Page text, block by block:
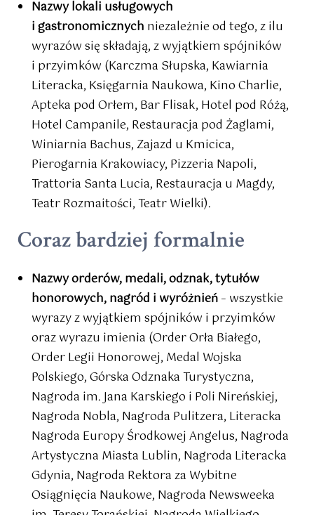
Nazwy lokali usługowych
i gastronomicznych niezależnie od tego, z ilu
wyrazów się składają, z wyjątkiem spójników
i przyimków (Karczma Słupska, Kawiarnia
Literacka, Księgarnia Naukowa, Kino Charlie,
Apteka pod Orłem, Bar Flisak, Hotel pod Różą,
Hotel Campanile, Restauracja pod Żaglami,
Winiarnia Bachus, Zajazd u Kmicica,
Pierogarnia Krakowiacy, Pizzeria Napoli,
Trattoria Santa Lucia, Restauracja u Magdy,
Teatr Rozmaitości, Teatr Wielki).
Coraz bardziej formalnie
Nazwy orderów, medali, odznak, tytułów
honorowych, nagród i wyróżnień– wszystkie
wyrazy z wyjątkiem spójników i przyimków
oraz wyrazu imienia (Order Orła Białego,
Order Legii Honorowej, Medal Wojska
Polskiego, Górska Odznaka Turystyczna,
Nagroda im. Jana Karskiego i Poli Nireńskiej,
Nagroda Nobla, Nagroda Pulitzera, Literacka
Nagroda Europy Środkowej Angelus, Nagroda
Artystyczna Miasta Lublin, Nagroda Literacka
Gdynia, Nagroda Rektora za Wybitne
Osiągnięcia Naukowe, Nagroda Newsweeka